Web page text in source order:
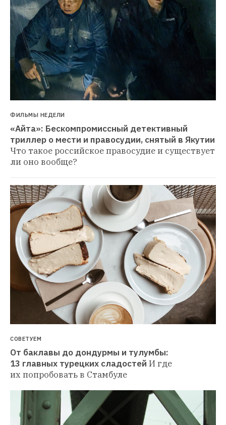
ФИЛЬМЫ НЕДЕЛИ
«Айта»: Бескомпромиссный детективный
триллер о мести и правосудии, снятый в Якутии
Что такое российское правосудие и существует
ли оно вообще?
СОВЕТУЕМ
От баклавы до дондурмы и тулумбы:
13 главных турецких сладостей И где
их попробовать в Стамбуле